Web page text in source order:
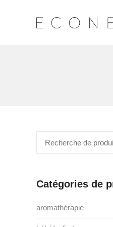
Catégories de
aromathérapie